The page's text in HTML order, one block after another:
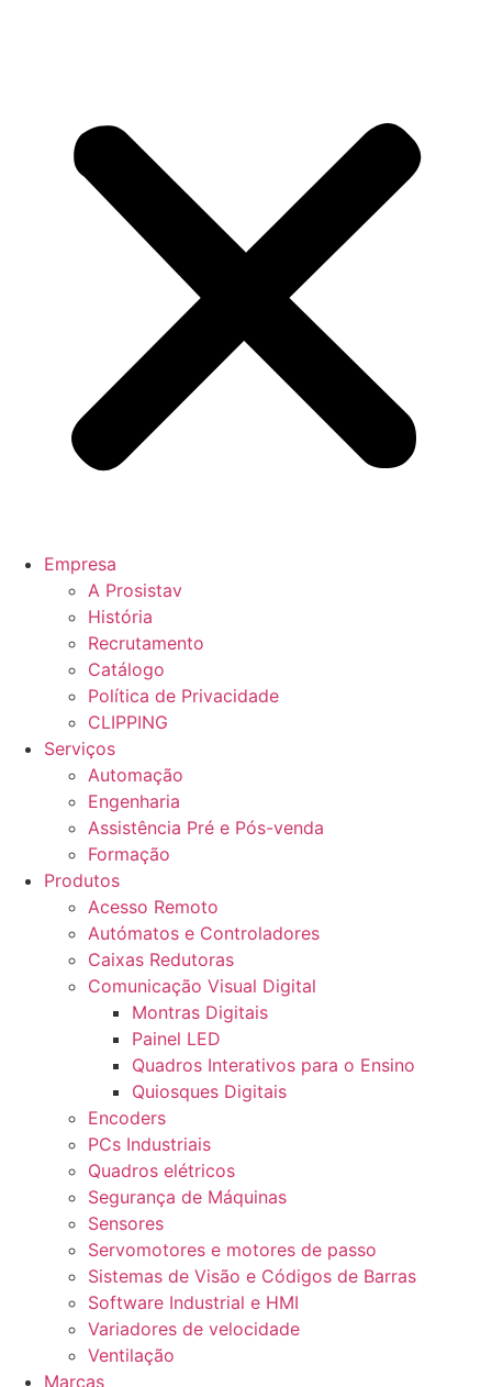
Empresa
A Prosistav
História
Recrutamento
Catálogo
Política de Privacidade
CLIPPING
Serviços
Automação
Engenharia
Assistência Pré e Pós-venda
Formação
Produtos
Acesso Remoto
Autómatos e Controladores
Caixas Redutoras
Comunicação Visual Digital
Montras Digitais
Painel LED
Quadros Interativos para o Ensino
Quiosques Digitais
Encoders
PCs Industriais
Quadros elétricos
Segurança de Máquinas
Sensores
Servomotores e motores de passo
Sistemas de Visão e Códigos de Barras
Software Industrial e HMI
Variadores de velocidade
Ventilação
Marcas